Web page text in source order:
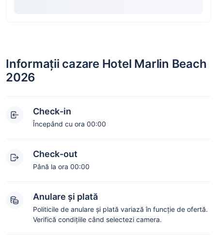
Informații cazare Hotel Marlin Beach
2026
Check-in
Începând cu ora 00:00
Check-out
Până la ora 00:00
Anulare și plată
Politicile de anulare și plată variază în funcție de ofertă.
Verifică condițiile când selectezi camera.